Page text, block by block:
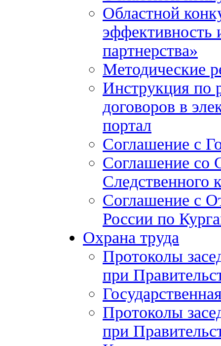
Областной
эффективность
партнерства»
Методические
Инструкция по
договоров в
портал
Соглашение с
Соглашение со
Следственного
Соглашение с
России по
Охрана труда
Протоколы
при
Протоколы
при